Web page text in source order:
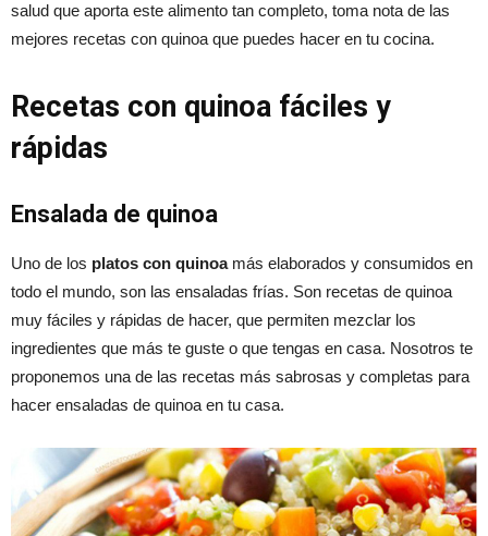
salud que aporta este alimento tan completo, toma nota de las
mejores recetas con quinoa que puedes hacer en tu cocina.
Recetas con quinoa fáciles y
rápidas
Ensalada de quinoa
Uno de los platos con quinoamás elaborados y consumidos en
todo el mundo, son las ensaladas frías. Son recetas de quinoa
muy fáciles y rápidas de hacer, que permiten mezclar los
ingredientes que más te guste o que tengas en casa. Nosotros te
proponemos una de las recetas más sabrosas y completas para
hacer ensaladas de quinoa en tu casa.